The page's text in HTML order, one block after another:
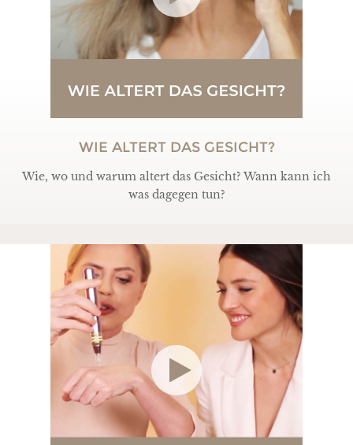
WIE ALTERT DAS GESICHT?
Wie, wo und warum altert das Gesicht? Wann kann ich
was dagegen tun?